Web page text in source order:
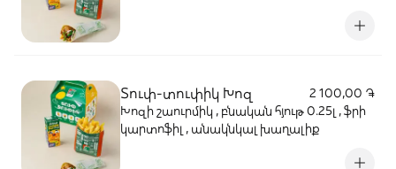
Տուփ-տուփիկ Խոզ
2 100,00 ֏
Խոզի շաուրմիկ , բնական հյութ 0.25լ , ֆրի
կարտոֆիլ , անակնկալ խաղալիք